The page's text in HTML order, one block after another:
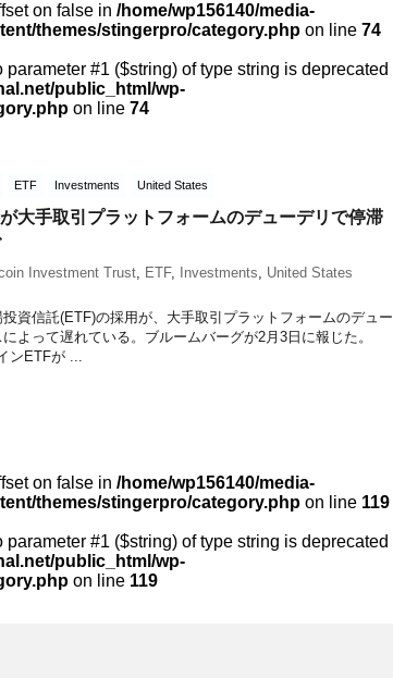
on false in /home/wp156140/media-
themes/stingerpro/category.php on line 74
parameter #1 ($string) of type string is deprecated
public_html/wp-
on line 74
ETF Investments United States
大手取引プラットフォームのデューデリで停滞
Investment Trust, ETF, Investments, United States
資信託(ETF)の採用が、大手取引プラットフォームのデュー
よって遅れている。ブルームバーグが2月3日に報じた。
ンETFが ...
on false in /home/wp156140/media-
themes/stingerpro/category.php on line 119
parameter #1 ($string) of type string is deprecated
public_html/wp-
on line 119